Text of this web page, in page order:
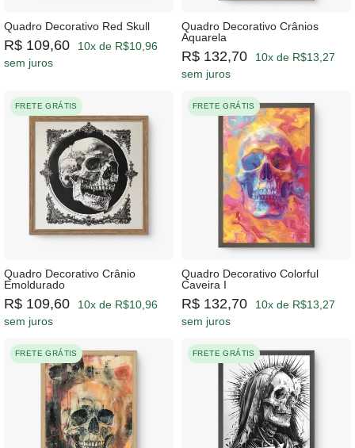
Quadro Decorativo Red Skull
R$ 109,60
10x de R$10,96
sem juros
Quadro Decorativo Crânios
Aquarela
R$ 132,70
10x de R$13,27
sem juros
FRETE GRÁTIS
Quadro Decorativo Crânio
Emoldurado
R$ 109,60
10x de R$10,96
sem juros
FRETE GRÁTIS
Quadro Decorativo Colorful
Caveira I
R$ 132,70
10x de R$13,27
sem juros
FRETE GRÁTIS FRETE GRÁTIS